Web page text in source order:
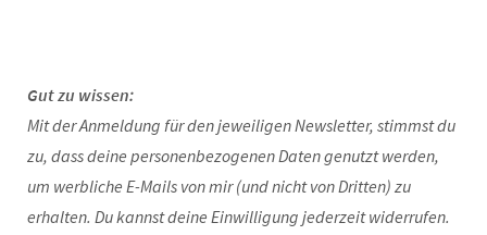
Gut zu wissen:
Mit der Anmeldung für den jeweiligen Newsletter, stimmst du
zu, dass deine personenbezogenen Daten genutzt werden,
um werbliche E-Mails von mir (und nicht von Dritten) zu
erhalten. Du kannst deine Einwilligung jederzeit widerrufen.